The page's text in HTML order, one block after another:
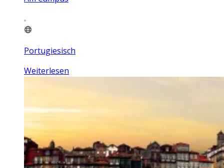
Portugiesisch
Weiterlesen